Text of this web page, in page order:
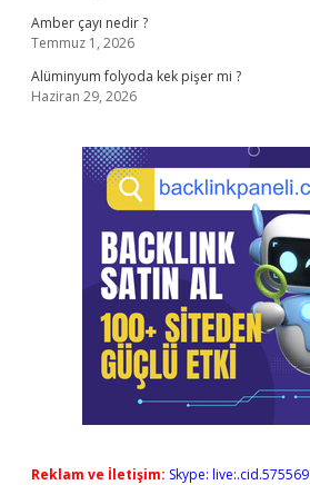
Amber çayı nedir ?
Temmuz 1, 2026
Alüminyum folyoda kek pişer mi ?
Haziran 29, 2026
Reklam ve İletişim: Skype: